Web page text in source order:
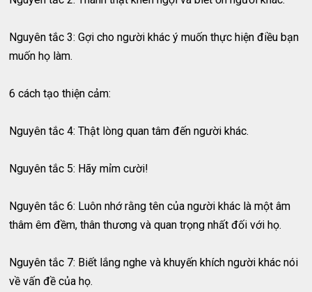
Nguyên tắc 3: Gợi cho người khác ý muốn thực hiện điều bạn
muốn họ làm.
6 cách tạo thiện cảm:
Nguyên tắc 4: Thật lòng quan tâm đến người khác.
Nguyên tắc 5: Hãy mỉm cười!
Nguyên tắc 6: Luôn nhớ rằng tên của người khác là một âm
thâm êm đềm, thân thương và quan trọng nhất đối với họ.
Nguyên tắc 7: Biết lắng nghe và khuyến khích người khác nói
về vấn đề của họ.